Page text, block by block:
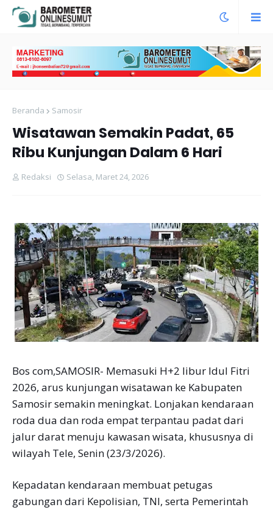
Beranda Samosir
Wisatawan Semakin Padat, 65
Ribu Kunjungan Dalam 6 Hari
Redaksi Selasa, Maret 24, 2026
Bos com,SAMOSIR- Memasuki H+2 libur Idul Fitri
2026, arus kunjungan wisatawan ke Kabupaten
Samosir semakin meningkat. Lonjakan kendaraan
roda dua dan roda empat terpantau padat dari
jalur darat menuju kawasan wisata, khususnya di
wilayah Tele, Senin (23/3/2026).
Kepadatan kendaraan membuat petugas
gabungan dari Kepolisian, TNI, serta Pemerintah